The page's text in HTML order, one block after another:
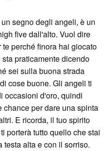
segno degli angeli, è un
five dall'alto. Vuol dire
perché finora hai giocato
praticamente dicendo
sei sulla buona strada
cose buone. Gli angeli ti
occasioni d'oro, quindi
per dare una spinta
E ricorda, il tuo spirito
porterà tutto quello che stai
alta e con il sorriso.